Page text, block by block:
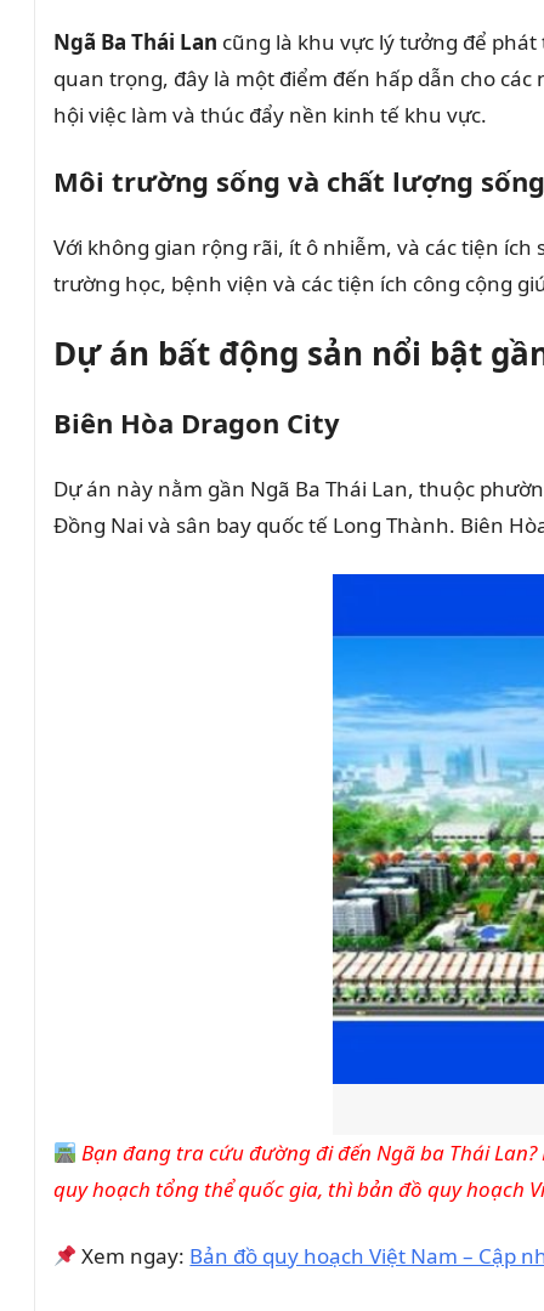
Ngã Ba Thái Lan cũng là khu vực lý tưởng để
quan trọng, đây là một điểm đến hấp dẫn cho
hội việc làm và thúc đẩy nền kinh tế khu vực.
Môi trường sống và chất lượng
Với không gian rộng rãi, ít ô nhiễm, và các tiện
trường học, bệnh viện và các tiện ích công cộng
Dự án bất động sản nổi bật
Biên Hòa Dragon City
Dự án này nằm gần Ngã Ba Thái Lan, thuộc
Đồng Nai và sân bay quốc tế Long Thành. Biên
Bạn đang tra cứu đường đi đến Ngã ba Thái
quy hoạch tổng thể quốc gia, thì bản đồ quy hoạch
Xem ngay: Bản đồ quy hoạch Việt Nam – Cập